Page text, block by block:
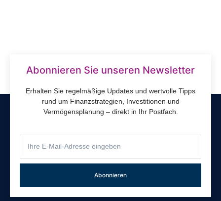
Abonnieren Sie unseren Newsletter
Erhalten Sie regelmäßige Updates und wertvolle Tipps
rund um Finanzstrategien, Investitionen und
Vermögensplanung – direkt in Ihr Postfach.
Abonnieren